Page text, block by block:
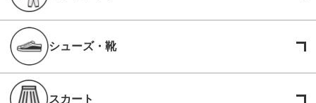
シューズ・靴
スカート